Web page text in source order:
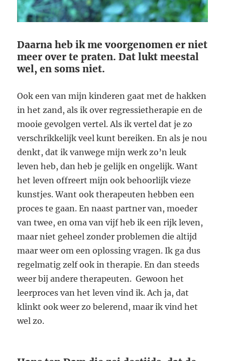
Daarna heb ik me voorgenomen er niet
meer over te praten. Dat lukt meestal
wel, en soms niet.
Ook een van mijn kinderen gaat met de hakken
in het zand, als ik over regressietherapie en de
mooie gevolgen vertel. Als ik vertel dat je zo
verschrikkelijk veel kunt bereiken. En als je nou
denkt, dat ik vanwege mijn werk zo’n leuk
leven heb, dan heb je gelijk en ongelijk. Want
het leven offreert mijn ook behoorlijk vieze
kunstjes. Want ook therapeuten hebben een
proces te gaan. En naast partner van, moeder
van twee, en oma van vijf heb ik een rijk leven,
maar niet geheel zonder problemen die altijd
maar weer om een oplossing vragen. Ik ga dus
regelmatig zelf ook in therapie. En dan steeds
weer bij andere therapeuten. Gewoon het
leerproces van het leven vind ik. Ach ja, dat
klinkt ook weer zo belerend, maar ik vind het
wel zo.